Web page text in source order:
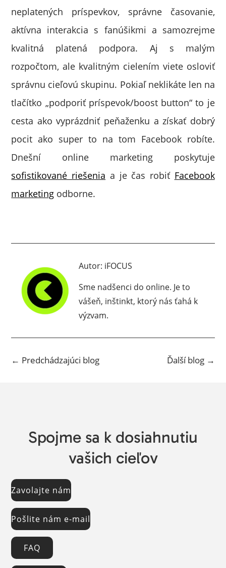
neplatených príspevkov, správne časovanie,
aktívna interakcia s fanúšikmi a samozrejme
kvalitná platená podpora. Aj s malým
rozpočtom, ale kvalitným cielením viete osloviť
správnu cieľovú skupinu. Pokiaľ neklikáte len na
tlačítko „podporiť príspevok/boost button“ to je
cesta ako vyprázdniť peňaženku a získať dobrý
pocit ako super to na tom Facebook robíte.
Dnešní online marketing poskytuje
sofistikované riešenia a je čas robiť Facebook
marketing odborne.
Autor: iFOCUS
Sme nadšenci do online. Je to
vášeň, inštinkt, ktorý nás ťahá k
výzvam.
← Predchádzajúci blog Ďalší blog→
Spojme sa k dosiahnutiu
vašich cieľov
Zavolajte nám
Pošlite nám e-mail
FAQ